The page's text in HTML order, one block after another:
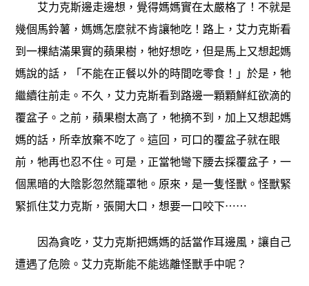
艾力克斯邊走邊想，覺得媽媽實在太嚴格了！不就是
幾個馬鈴薯，媽媽怎麼就不肯讓牠吃！路上，艾力克斯看
到一棵結滿果實的蘋果樹，牠好想吃，但是馬上又想起媽
媽說的話，「不能在正餐以外的時間吃零食！」於是，牠
繼續往前走。不久，艾力克斯看到路邊一顆顆鮮紅欲滴的
覆盆子。之前，蘋果樹太高了，牠摘不到，加上又想起媽
媽的話，所幸放棄不吃了。這回，可口的覆盆子就在眼
前，牠再也忍不住。可是，正當牠彎下腰去採覆盆子，一
個黑暗的大陰影忽然籠罩牠。原來，是一隻怪獸。怪獸緊
緊抓住艾力克斯，張開大口，想要一口咬下⋯⋯
因為貪吃，艾力克斯把媽媽的話當作耳邊風，讓自己
遭遇了危險。艾力克斯能不能逃離怪獸手中呢？